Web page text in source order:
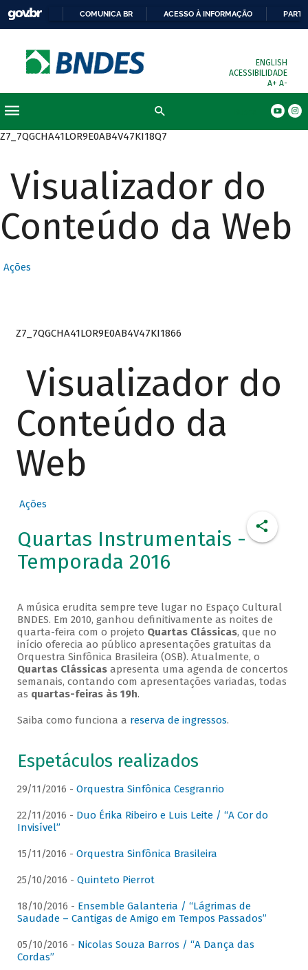
COMUNICA BR ACESSO À INFORMAÇÃO
ENGLISH
ACESSIBILIDADE
A+ A-
Z7_7QGCHA41LOR9E0AB4V47KI18Q7
Visualizador do
Conteúdo da Web
Ações
Z7_7QGCHA41LOR9E0AB4V47KI1866
Visualizador do
Conteúdo da
Web
Ações
Quartas Instrumentais -
Temporada 2016
A música erudita sempre teve lugar no Espaço Cultural
BNDES. Em 2010, ganhou definitivamente as noites de
quarta-feira com o projeto Quartas Clássicas, que no
início oferecia ao público apresentações gratuitas da
Orquestra Sinfônica Brasileira (OSB). Atualmente, o
Quartas Clássicasapresenta uma agenda de concertos
semanais, contando com apresentações variadas, todas
as quartas-feiras às 19h.
Saiba como funciona a reserva de ingressos.
Espetáculos realizados
29/11/2016 - Orquestra Sinfônica Cesgranrio
22/11/2016 - Duo Érika Ribeiro e Luis Leite / “A Cor do
Invisível”
15/11/2016 - Orquestra Sinfônica Brasileira
25/10/2016 - Quinteto Pierrot
18/10/2016 - Ensemble Galanteria / “Lágrimas de
Saudade – Cantigas de Amigo em Tempos Passados”
05/10/2016 - Nicolas Souza Barros / “A Dança das
Cordas”